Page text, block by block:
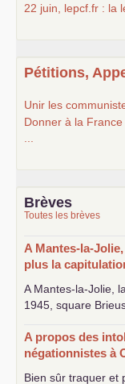
22 juin, lepcf.fr : la
Pétitions,
Unir les
Donner à la
Brèves
Toutes les brèves
A Mantes-la-
plus la
A Mantes-la-Jolie,
1945, square
A propos des
négationnistes à
Bien sûr traquer et